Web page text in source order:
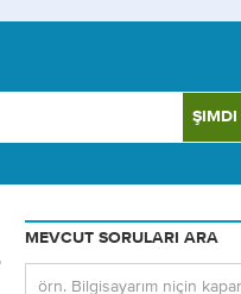
MEVCUT SORULARI ARA